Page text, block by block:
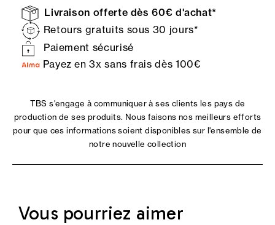
Livraison offerte dès 60€ d'achat*
Retours gratuits sous 30 jours*
Paiement sécurisé
Payez en 3x sans frais dès 100€
TBS s'engage à communiquer à ses clients les pays de
production de ses produits. Nous faisons nos meilleurs efforts
pour que ces informations soient disponibles sur l'ensemble de
notre nouvelle collection
Vous pourriez aimer